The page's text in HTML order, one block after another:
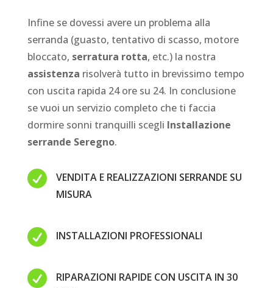
Infine se dovessi avere un problema alla
serranda (guasto, tentativo di scasso, motore
bloccato, serratura rotta, etc.) la nostra
assistenza risolverà tutto in brevissimo tempo
con uscita rapida 24 ore su 24. In conclusione
se vuoi un servizio completo che ti faccia
dormire sonni tranquilli scegli Installazione
serrande Seregno.

VENDITA E REALIZZAZIONI SERRANDE SU
MISURA
 INSTALLAZIONI PROFESSIONALI

RIPARAZIONI RAPIDE CON USCITA IN 30